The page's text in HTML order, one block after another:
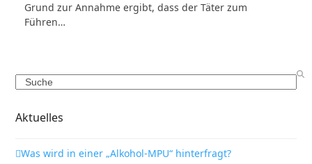
Grund zur Annahme ergibt, dass der Täter zum
Führen…
Search
Aktuelles
Was wird in einer „Alkohol-MPU“ hinterfragt?